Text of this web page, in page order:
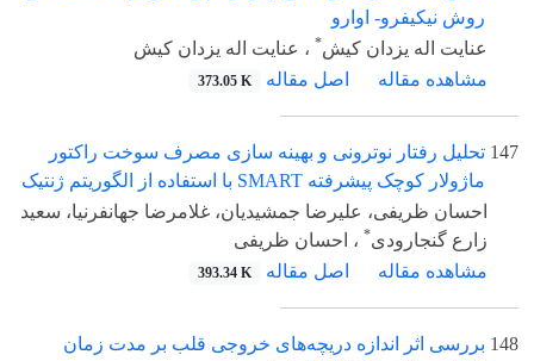
روش نیکیفرو- اوارو
عنایت اله یزدان کیش* ، عنایت اله یزدان کیش
مشاهده مقاله
اصل مقاله 373.05 K
147 تحلیل رفتار نوترونی و بهینه سازی مصرف سوخت راکتور
ماژولار کوچک پیشرفته SMART با استفاده از الگوریتم ژنتیک
احسان ظریفی، علیرضا جمشیدیان، غلامرضا جهانفرنیا، سعید
زارع گنجارودی* ، احسان ظریفی
مشاهده مقاله
اصل مقاله 393.34 K
148 بررسی اثر اندازه دریچه‌های خروجی قلب بر مدت زمان